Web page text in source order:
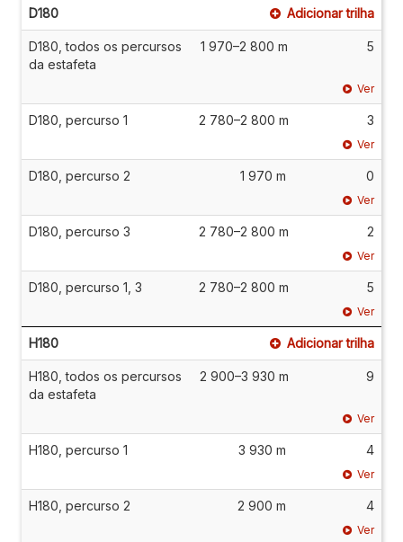
D180 Adicionar trilha
D180, todos os percursos
da estafeta
1 970–2 800 m 5
Ver
D180, percurso 1 2 780–2 800 m 3
Ver
D180, percurso 2 1 970 m 0
Ver
D180, percurso 3 2 780–2 800 m 2
Ver
D180, percurso 1, 3 2 780–2 800 m 5
Ver
H180 Adicionar trilha
H180, todos os percursos
da estafeta
2 900–3 930 m 9
Ver
H180, percurso 1 3 930 m 4
Ver
H180, percurso 2 2 900 m 4
Ver